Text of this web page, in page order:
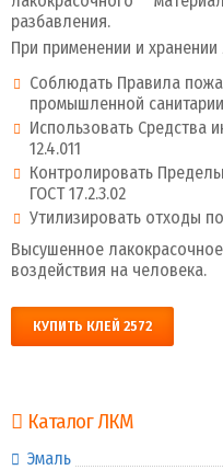
разбавления.
При применении и
Соблюдать Правила
промышленной
Использовать Средства
12.4.011
Контролировать
ГОСТ 17.2.3.02
Утилизировать отходы по
Высушенное
воздействия на человека.
КУПИТЬ КЛЕЙ 2572
Каталог ЛКМ
Эмаль